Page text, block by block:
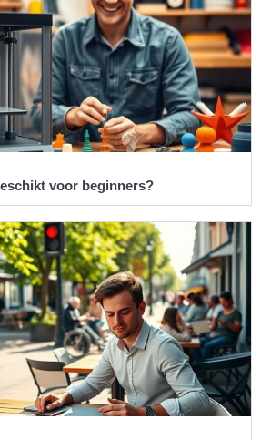
voor beginners?